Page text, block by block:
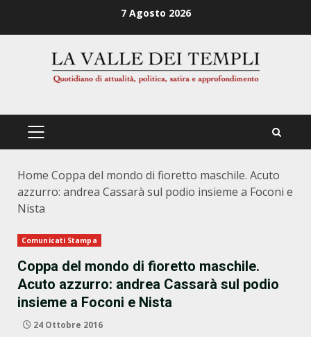
7 Agosto 2026
PRIMÄRES
Home Coppa del mondo di fioretto maschile. Acuto
azzurro: andrea Cassarà sul podio insieme a Foconi e
Nista
Comunicati Stampa
Coppa del mondo di fioretto maschile.
Acuto azzurro: andrea Cassarà sul podio
insieme a Foconi e Nista
24 Ottobre 2016